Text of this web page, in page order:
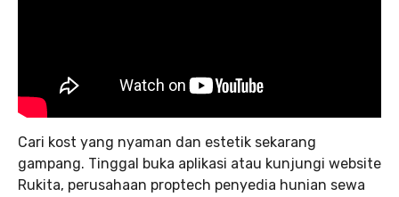
Cari kost yang nyaman dan estetik sekarang
gampang. Tinggal buka aplikasi atau kunjungi website
Rukita, perusahaan proptech penyedia hunian sewa